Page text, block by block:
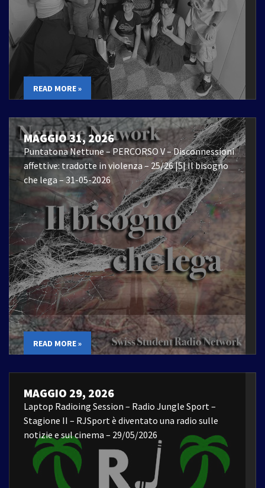
READ MORE »
MAGGIO 31, 2026
Puntatona Nettune – PERCORSO V – Disconnessioni
affettive: tradotte in violenza – 25/26 |5| Il bisogno
che lega – 31-05-2026
READ MORE »
MAGGIO 29, 2026
Laptop Radioing Session – Radio Jungle Sport –
Stagione II – RJSport è diventato una radio sulle
notizie e sul cinema – 29/05/2026